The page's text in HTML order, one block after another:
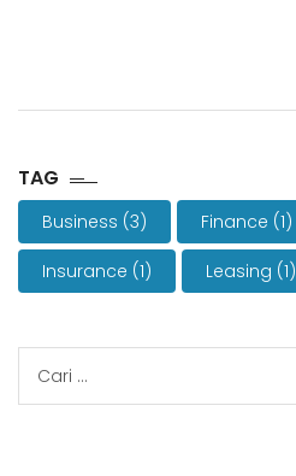
TAG
Business (3) Finance (1)
Insurance (1) Leasing (1)
untuk: